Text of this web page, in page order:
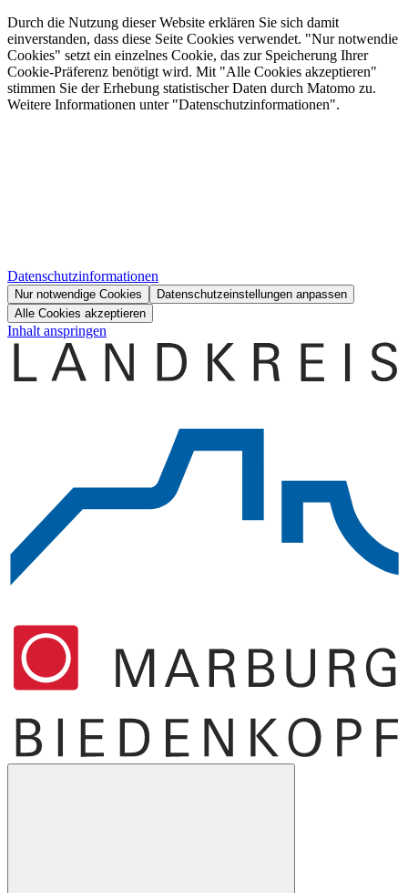
Durch die Nutzung dieser Website erklären Sie sich damit
einverstanden, dass diese Seite Cookies verwendet. "Nur notwendie
Cookies" setzt ein einzelnes Cookie, das zur Speicherung Ihrer
Cookie-Präferenz benötigt wird. Mit "Alle Cookies akzeptieren"
stimmen Sie der Erhebung statistischer Daten durch Matomo zu.
Weitere Informationen unter "Datenschutzinformationen".
Datenschutzinformationen
Nur notwendige Cookies
Datenschutzeinstellungen anpassen
Alle Cookies akzeptieren
Inhalt anspringen